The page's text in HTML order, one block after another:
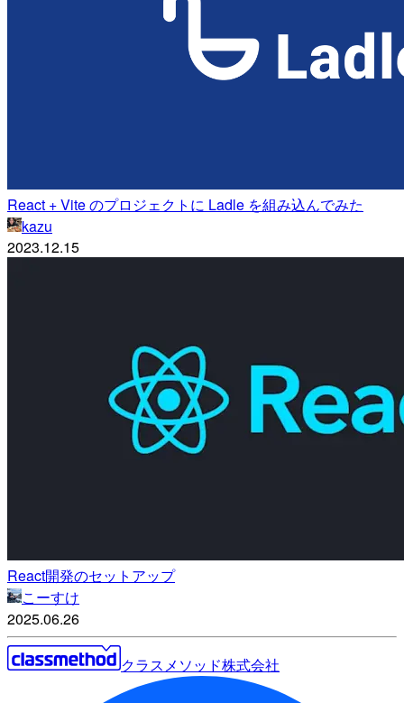
React + Vite のプロジェクトに Ladle を組み込んでみた
kazu
2023.12.15
React開発のセットアップ
こーすけ
2025.06.26
クラスメソッド株式会社